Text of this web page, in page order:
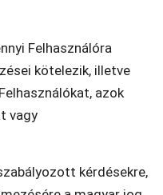
Felhasználóra
kötelezik, illetve
azok
vagy
kérdésekre,